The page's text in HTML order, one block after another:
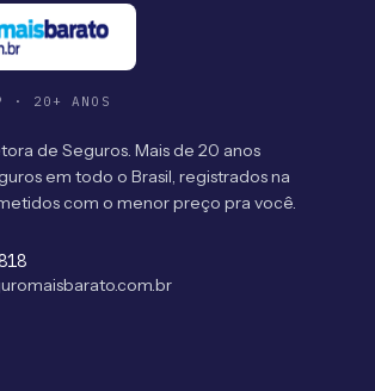
· 20+ ANOS
de Seguros. Mais de 20 anos
em todo o Brasil, registrados na
com o menor preço pra você.